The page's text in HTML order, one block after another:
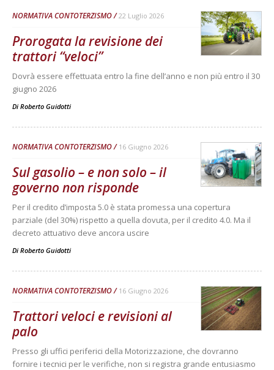
NORMATIVA CONTOTERZISMO 22 Luglio 2026
Prorogata la revisione dei
trattori “veloci”
Dovrà essere effettuata entro la fine dell’anno e non più entro il 30
giugno 2026
Di Roberto Guidotti
NORMATIVA CONTOTERZISMO 16 Giugno 2026
Sul gasolio – e non solo – il
governo non risponde
Per il credito d’imposta 5.0 è stata promessa una copertura
parziale (del 30%) rispetto a quella dovuta, per il credito 4.0. Ma il
decreto attuativo deve ancora uscire
Di Roberto Guidotti
NORMATIVA CONTOTERZISMO 16 Giugno 2026
Trattori veloci e revisioni al
palo
Presso gli uffici periferici della Motorizzazione, che dovranno
fornire i tecnici per le verifiche, non si registra grande entusiasmo